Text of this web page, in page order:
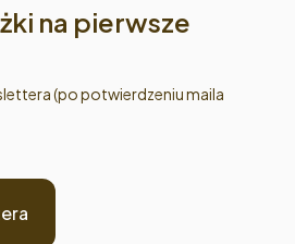
na pierwsze
(po potwierdzeniu maila